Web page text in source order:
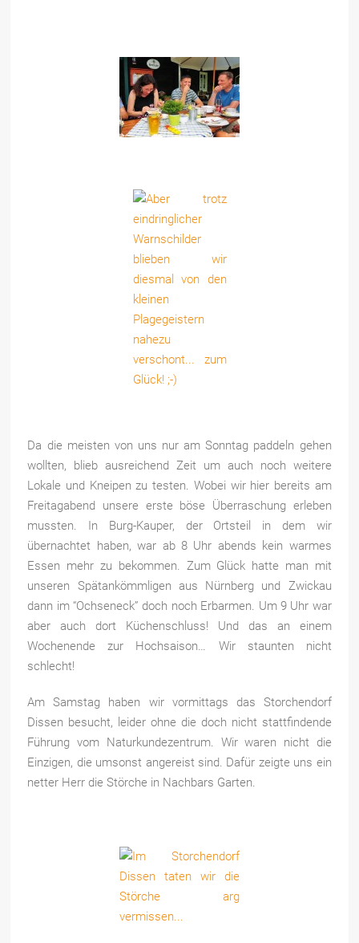
Da die meisten von uns nur am Sonntag paddeln gehen
wollten, blieb ausreichend Zeit um auch noch weitere
Lokale und Kneipen zu testen. Wobei wir hier bereits am
Freitagabend unsere erste böse Überraschung erleben
mussten. In Burg-Kauper, der Ortsteil in dem wir
übernachtet haben, war ab 8 Uhr abends kein warmes
Essen mehr zu bekommen. Zum Glück hatte man mit
unseren Spätankömmligen aus Nürnberg und Zwickau
dann im “Ochseneck” doch noch Erbarmen. Um 9 Uhr war
aber auch dort Küchenschluss! Und das an einem
Wochenende zur Hochsaison… Wir staunten nicht
schlecht!
Am Samstag haben wir vormittags das Storchendorf
Dissen besucht, leider ohne die doch nicht stattfindende
Führung vom Naturkundezentrum. Wir waren nicht die
Einzigen, die umsonst angereist sind. Dafür zeigte uns ein
netter Herr die Störche in Nachbars Garten.